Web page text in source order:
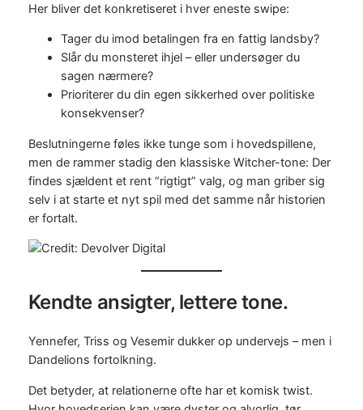
Her bliver det konkretiseret i hver eneste swipe:
Tager du imod betalingen fra en fattig landsby?
Slår du monsteret ihjel – eller undersøger du
sagen nærmere?
Prioriterer du din egen sikkerhed over politiske
konsekvenser?
Beslutningerne føles ikke tunge som i hovedspillene,
men de rammer stadig den klassiske Witcher-tone: Der
findes sjældent et rent “rigtigt” valg, og man griber sig
selv i at starte et nyt spil med det samme når historien
er fortalt.
Kendte ansigter, lettere tone.
Yennefer, Triss og Vesemir dukker op undervejs – men i
Dandelions fortolkning.
Det betyder, at relationerne ofte har et komisk twist.